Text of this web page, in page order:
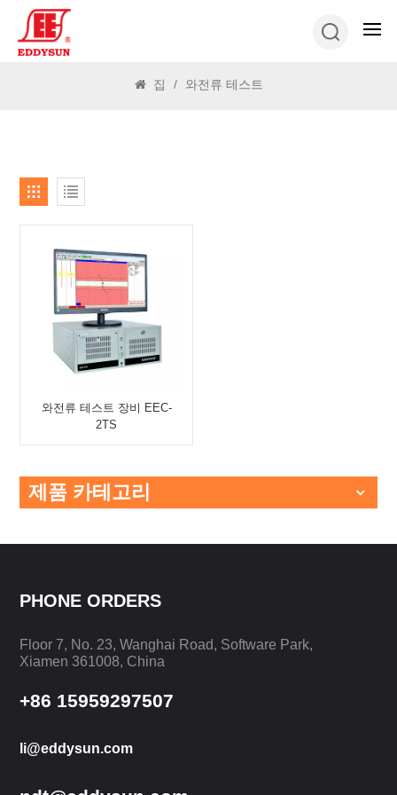
집 / 와전류 테스트
와전류 테스트 장비 EEC-
2TS
제품 카테고리
PHONE ORDERS
Floor 7, No. 23, Wanghai Road, Software Park,
Xiamen 361008, China
+86 15959297507
li@eddysun.com